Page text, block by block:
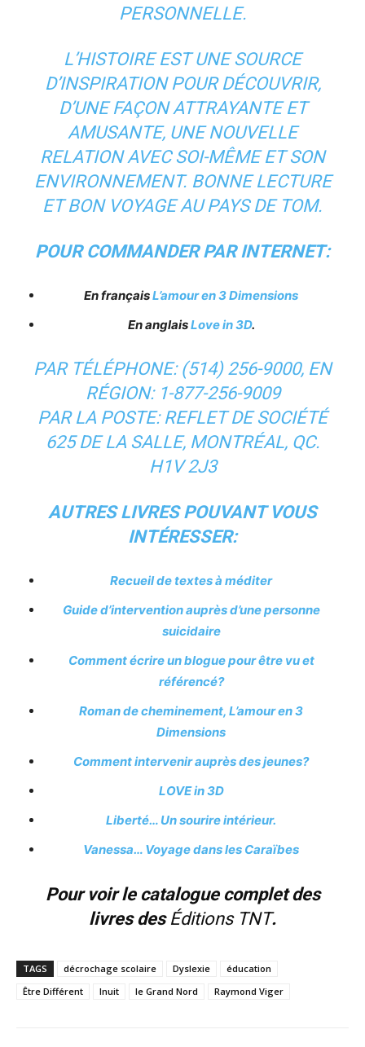
PERSONNELLE.
L’HISTOIRE EST UNE SOURCE
D’INSPIRATION POUR DÉCOUVRIR,
D’UNE FAÇON ATTRAYANTE ET
AMUSANTE, UNE NOUVELLE
RELATION AVEC SOI-MÊME ET SON
ENVIRONNEMENT. BONNE LECTURE
ET BON VOYAGE AU PAYS DE TOM.
POUR COMMANDER PAR INTERNET:
En françaisL’amour en 3 Dimensions
En anglaisLove in 3D.
PAR TÉLÉPHONE: (514) 256-9000, EN
RÉGION: 1-877-256-9009
PAR LA POSTE: REFLET DE SOCIÉTÉ
625 DE LA SALLE, MONTRÉAL, QC.
H1V 2J3
AUTRES LIVRES POUVANT VOUS
INTÉRESSER:
Recueil de textes à méditer
Guide d’intervention auprès d’une personne
suicidaire
Comment écrire un blogue pour être vu et
référencé?
Roman de cheminement, L’amour en 3
Dimensions
Comment intervenir auprès des jeunes?
LOVE in 3D
Liberté… Un sourire intérieur.
Vanessa… Voyage dans les Caraïbes
Pour voir le catalogue complet des
livres des Éditions TNT.
TAGS décrochage scolaire Dyslexie
éducation
Être Différent
Inuit le Grand Nord Raymond Viger